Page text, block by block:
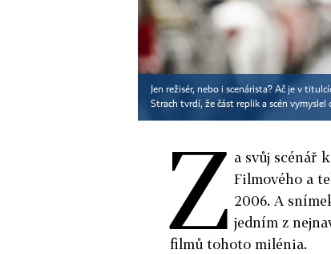
Jen režisér, nebo i scenárista? Ač je v
Strach tvrdí, že část replik a scén vymyslel
Z a svůj scénář
Filmového a
2006. A
jedním z
filmů tohoto milénia.